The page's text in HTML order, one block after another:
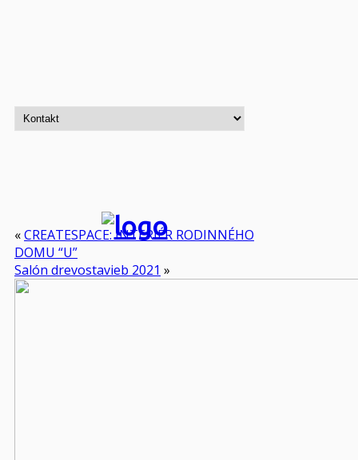
«CREATESPACE: INTERIÉR RODINNÉHO
DOMU “U”
Salón drevostavieb 2021 »